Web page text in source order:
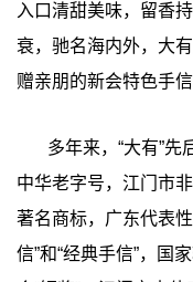
入口清甜美味，留香
衰，驰名海内外，大
赠亲朋的新会特色手信
多年来，“大有”先
中华老字号，江门市
著名商标，广东代表
信”和“经典手信”，国